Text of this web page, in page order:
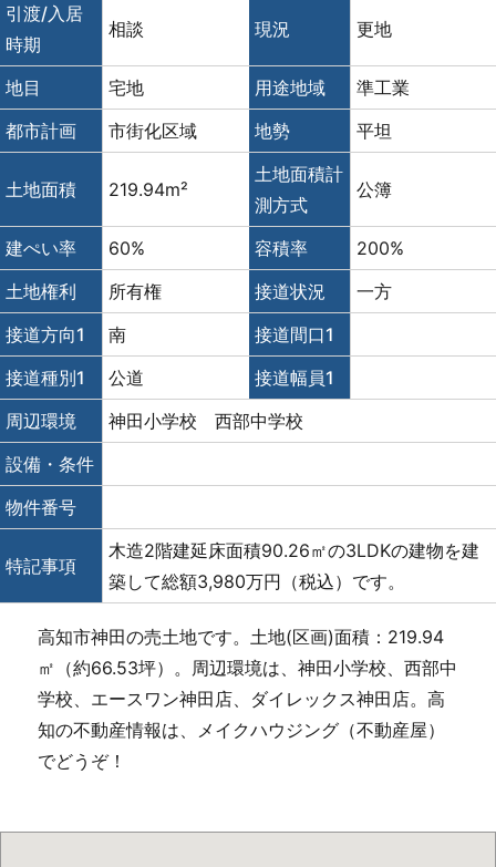
引渡/入居
時期
相談 現況 更地
地目 宅地 用途地域
準工業
都市計画
市街化区域 地勢 平坦
土地面積 219.94m²
土地面積計
測方式
公簿
建ぺい率 60% 容積率
200%
土地権利
所有権 接道状況
一方
接道方向1
南
接道間口1
接道種別1
公道
接道幅員1
周辺環境
神田小学校 西部中学校
設備・条件
物件番号
特記事項
木造2階建延床面積90.26㎡の3LDKの建物を建
築して総額3,980万円（税込）です。
高知市神田の売土地です。土地(区画)面積：219.94
㎡（約66.53坪）。周辺環境は、神田小学校、西部中
学校、エースワン神田店、ダイレックス神田店。高
知の不動産情報は、メイクハウジング（不動産屋）
でどうぞ！